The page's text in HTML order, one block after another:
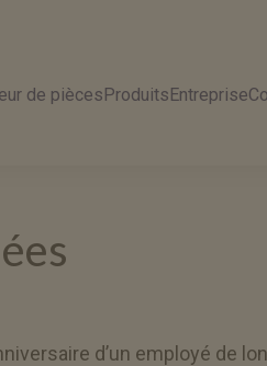
de piècesProduitsEntreprise
d’un employé de